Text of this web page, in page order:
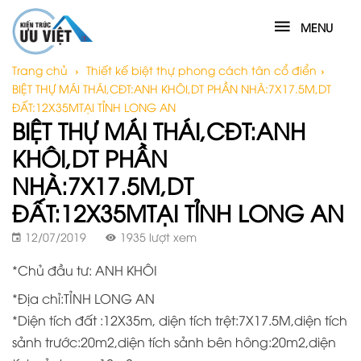
MENU
Trang chủ › Thiết kế biệt thự phong cách tân cổ điển ›
BIỆT THỰ MÁI THÁI,CĐT:ANH KHÔI,DT PHẦN NHÀ:7X17.5M,DT
ĐẤT:12X35MTẠI TỈNH LONG AN
BIỆT THỰ MÁI THÁI,CĐT:ANH
KHÔI,DT PHẦN
NHÀ:7X17.5M,DT
ĐẤT:12X35MTẠI TỈNH LONG AN
12/07/2019 1935 lượt xem
*Chủ đầu tư: ANH KHÔI
*Địa chỉ:TỈNH LONG AN
*Diện tích đất :12X35m, diện tích trệt:7X17.5M,diện tích
sảnh trước:20m2,diện tích sảnh bên hông:20m2,diện